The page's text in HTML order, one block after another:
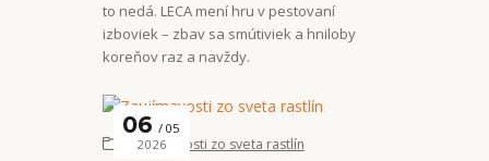
to nedá. LECA mení hru v pestovaní
izboviek – zbav sa smútiviek a hniloby
koreňov raz a navždy.
06
05
2026
Zaujímavosti zo sveta rastlín